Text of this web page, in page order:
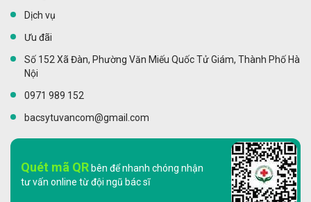
Dịch vụ
Ưu đãi
Số 152 Xã Đàn, Phường Văn Miếu Quốc Tử Giám, Thành Phố Hà
Nội
0971 989 152
bacsytuvancom@gmail.com
Quét mã QR bên để nhanh chóng nhận
tư vấn online từ đội ngũ bác sĩ